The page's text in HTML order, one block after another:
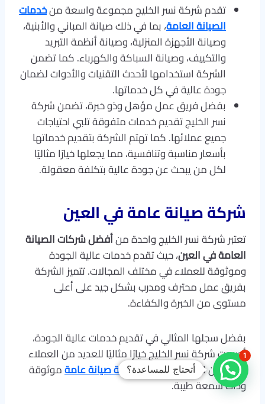
تقدم شركة نسر الخليج مجموعة واسعة منخدمات
الصيانة العامة، بما في ذلك صيانة المباني والأبنية،
وصيانة الأجهزة المنزلية، وصيانة أنظمة التبريد
والتكييف، وصيانة السباكة والكهرباء. كما تضمن
الشركة استخدامها لأحدث التقنيات والأدوات لضمان
جودة عالية في كل خدماتها.
بفضل فريق عمل مؤهل وذو خبرة، تضمن شركة
نسر الخليج تقديم خدمات متفوقة تلبي احتياجات
جميع عملائها. كما تهتم الشركة بتقديم خدماتها
بأسعار مناسبة وتنافسية، مما يجعلها خيارًا مثاليًا
لكل من يبحث عن جودة عالية بتكلفة معقولة.
شركة صيانة عامة في العين
تعتبر شركة نسر الخليج واحدة منأفضل شركات الصيانة
العامة في العين، حيث تقدم خدمات عالية الجودة
وموثوقة للعملاء في مختلف المجالات. تتميز الشركة
بفريق عمل محترف ومدرب بشكل جيد على أعلى
مستوى من الخبرة والكفاءة.
بفضل سجلها المثالي في تقديم خدمات عالية الجودة،
أصبحت شركة نسر الخليج خيارًا مثاليًا للعديد من العملاء
في العين الذين يبحثون عنشركة صيانة عامةموثوقة
وذات سمعة طيبة.
أتحتاج للمساعدة؟
1